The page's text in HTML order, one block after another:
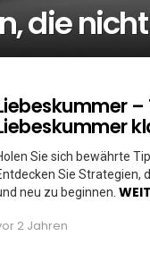
die
Sie sich bewährte
Sie Strategien,
neu zu beginnen.
2 Jahren